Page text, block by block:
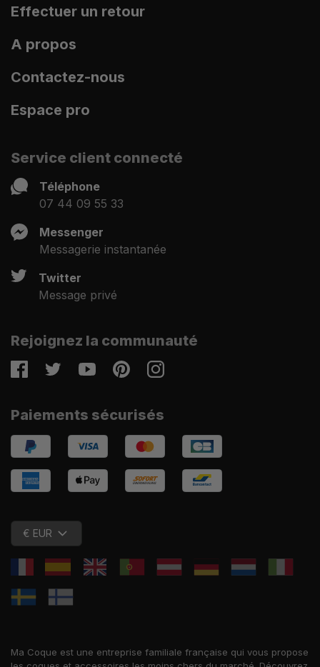
Effectuer un retour
A propos
Contactez-nous
Espace pro
Service client connecté
Téléphone
07 44 09 55 33
Messenger
Messagerie instantanée
Twitter
Message privé
Rejoignez la communauté
FacebookTwitterYoutubePinterestInstagram
Paiements sécurisés
€ EUR
Ma Coque est une entreprise familiale française qui vous propose